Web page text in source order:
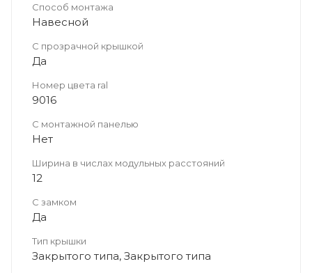
Способ монтажа
Навесной
С прозрачной крышкой
Да
Номер цвета ral
9016
С монтажной панелью
Нет
Ширина в числах модульных расстояний
12
С замком
Да
Тип крышки
Закрытого типа, Закрытого типа